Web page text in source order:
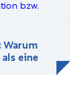
eine